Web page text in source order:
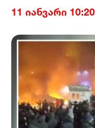
11 იანვარი 10:20